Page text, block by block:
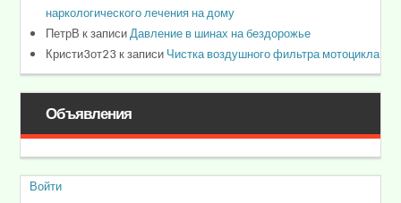
наркологического лечения на дому
ПетрВ к записиДавление в шинах на бездорожье
Кристи3от23 к записиЧистка воздушного фильтра мотоцикла
Объявления
Войти